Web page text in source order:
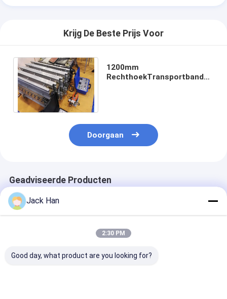
Krijg De Beste Prijs Voor
1200mm
RechthoekTransportband
Doorgaan
Geadviseerde Producten
Jack Han
2:30 PM
Good day, what product are you looking for?